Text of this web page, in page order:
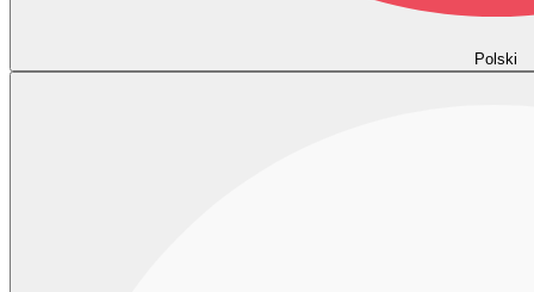
Polski